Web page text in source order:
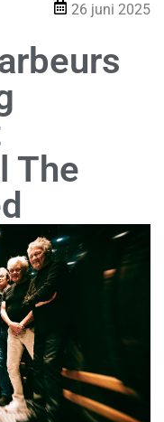
26 juni 2025
The